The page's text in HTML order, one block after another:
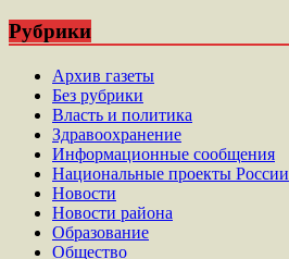
Рубрики
Архив газеты
Без рубрики
Власть и политика
Здравоохранение
Информационные сообщения
Национальные проекты России
Новости
Новости района
Образование
Общество